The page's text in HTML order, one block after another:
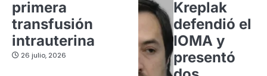
primera
transfusión
intrauterina
26 julio, 2026
Kreplak
defendió el
IOMA y
presentó